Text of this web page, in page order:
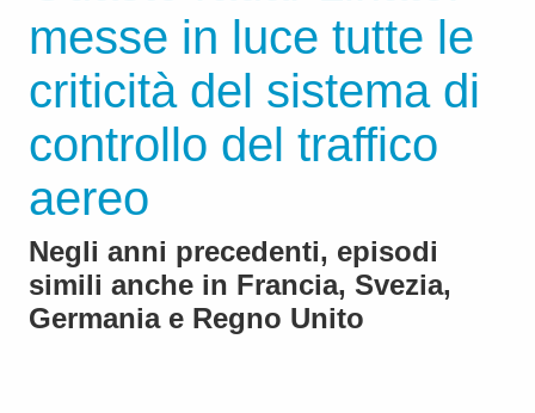
messe in luce tutte le
criticità del sistema di
controllo del traffico
aereo
Negli anni precedenti, episodi
simili anche in Francia, Svezia,
Germania e Regno Unito